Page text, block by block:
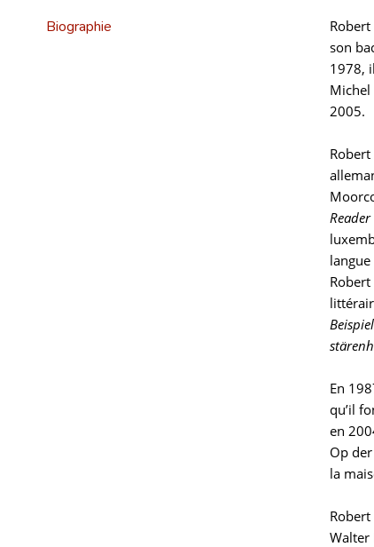
Biographie
son
1978,
Michel
2005.
Reader
En
qu’il
en
Op
la
Walter